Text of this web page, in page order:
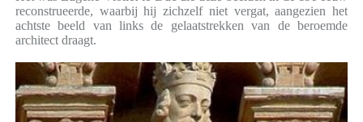
reconstrueerde, waarbij hij zichzelf niet vergat, aangezien het
achtste beeld van links de gelaatstrekken van de beroemde
architect draagt.